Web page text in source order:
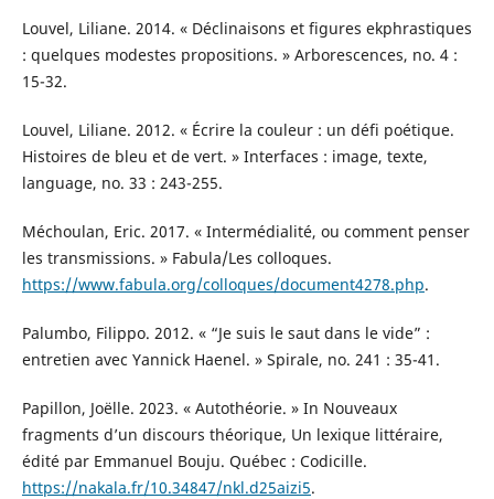
Louvel, Liliane. 2014. « Déclinaisons et figures ekphrastiques
: quelques modestes propositions. » Arborescences, no. 4 :
15-32.
Louvel, Liliane. 2012. « Écrire la couleur : un défi poétique.
Histoires de bleu et de vert. » Interfaces : image, texte,
language, no. 33 : 243-255.
Méchoulan, Eric. 2017. « Intermédialité, ou comment penser
les transmissions. » Fabula/Les colloques.
https://www.fabula.org/colloques/document4278.php.
Palumbo, Filippo. 2012. « “Je suis le saut dans le vide” :
entretien avec Yannick Haenel. » Spirale, no. 241 : 35-41.
Papillon, Joëlle. 2023. « Autothéorie. » In Nouveaux
fragments d’un discours théorique, Un lexique littéraire,
édité par Emmanuel Bouju. Québec : Codicille.
https://nakala.fr/10.34847/nkl.d25aizi5.